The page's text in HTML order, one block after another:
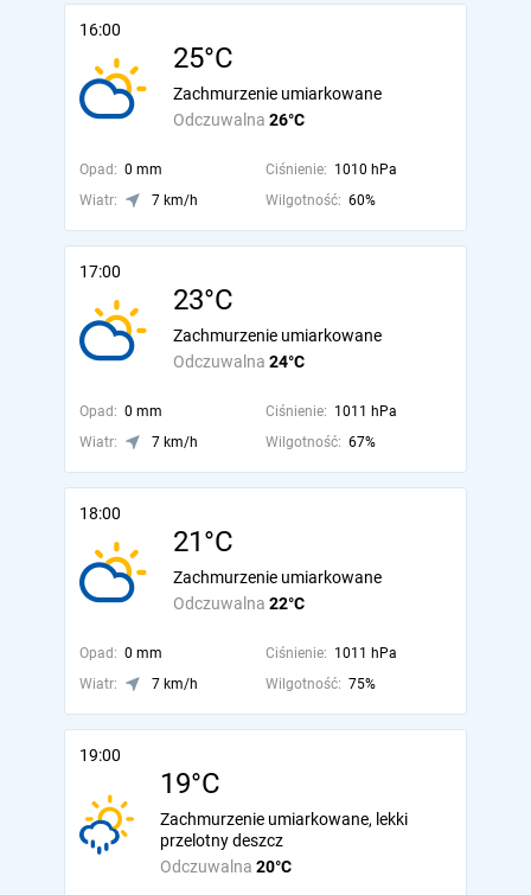
16:00
25°C
Odczuwalna 26°C
Zachmurzenie umiarkowane
Opad: 0 mm Ciśnienie: 1010 hPa
Wiatr:
7 km/h Wilgotność: 60%
17:00
23°C
Odczuwalna 24°C
Zachmurzenie umiarkowane
Opad: 0 mm Ciśnienie: 1011 hPa
Wiatr:
7 km/h Wilgotność: 67%
18:00
21°C
Odczuwalna 22°C
Zachmurzenie umiarkowane
Opad: 0 mm Ciśnienie: 1011 hPa
Wiatr:
7 km/h Wilgotność: 75%
19:00
19°C
Odczuwalna 20°C
Zachmurzenie umiarkowane, lekki
przelotny deszcz